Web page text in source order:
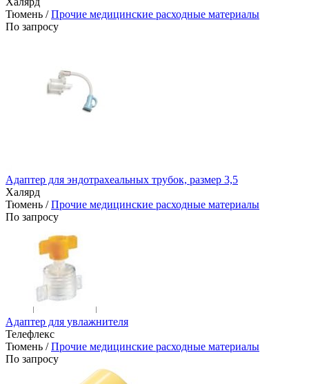
Тюмень /Прочие медицинские расходные материалы
По запросу
Адаптер для эндотрахеальных трубок, размер 3,5
Халярд
Тюмень /Прочие медицинские расходные материалы
По запросу
Адаптер для увлажнителя
Телефлекс
Тюмень /Прочие медицинские расходные материалы
По запросу